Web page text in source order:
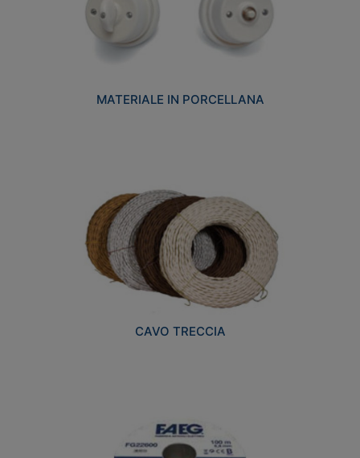
MATERIALE IN PORCELLANA
CAVO TRECCIA